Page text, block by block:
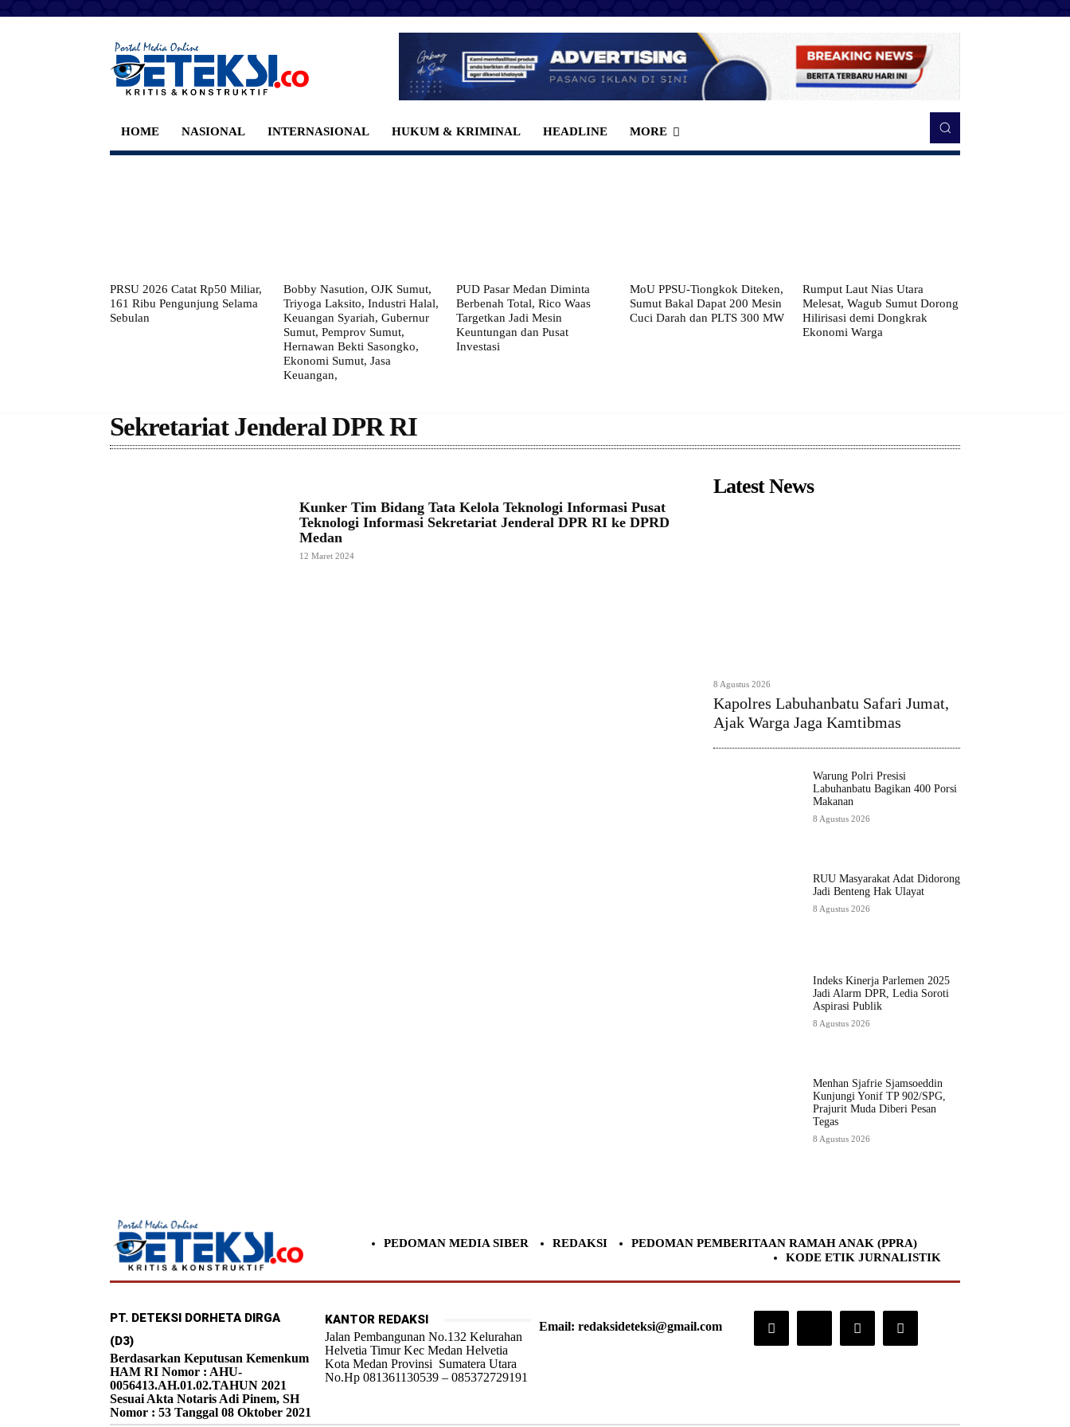
HOME NASIONAL INTERNASIONAL HUKUM & KRIMINAL HEADLINE MORE
PRSU 2026 Catat Rp50 Miliar,
161 Ribu Pengunjung Selama
Sebulan
Bobby Nasution, OJK Sumut,
Triyoga Laksito, Industri Halal,
Keuangan Syariah, Gubernur
Sumut, Pemprov Sumut,
Hernawan Bekti Sasongko,
Ekonomi Sumut, Jasa
Keuangan,
PUD Pasar Medan Diminta
Berbenah Total, Rico Waas
Targetkan Jadi Mesin
Keuntungan dan Pusat
Investasi
MoU PPSU-Tiongkok Diteken,
Sumut Bakal Dapat 200 Mesin
Cuci Darah dan PLTS 300 MW
Rumput Laut Nias Utara
Melesat, Wagub Sumut Dorong
Hilirisasi demi Dongkrak
Ekonomi Warga
Sekretariat Jenderal DPR RI
Kunker Tim Bidang Tata Kelola Teknologi Informasi Pusat
Teknologi Informasi Sekretariat Jenderal DPR RI ke DPRD
Medan
12 Maret 2024
Latest News
8 Agustus 2026
Kapolres Labuhanbatu Safari Jumat,
Ajak Warga Jaga Kamtibmas
Warung Polri Presisi
Labuhanbatu Bagikan 400 Porsi
Makanan
8 Agustus 2026
RUU Masyarakat Adat Didorong
Jadi Benteng Hak Ulayat
8 Agustus 2026
Indeks Kinerja Parlemen 2025
Jadi Alarm DPR, Ledia Soroti
Aspirasi Publik
8 Agustus 2026
Menhan Sjafrie Sjamsoeddin
Kunjungi Yonif TP 902/SPG,
Prajurit Muda Diberi Pesan
Tegas
8 Agustus 2026
PEDOMAN MEDIA SIBER REDAKSI
PEDOMAN PEMBERITAAN RAMAH ANAK (PPRA)
KODE ETIK JURNALISTIK
PT. DETEKSI DORHETA DIRGA
(D3)
Berdasarkan Keputusan Kemenkum
HAM RI Nomor : AHU-
0056413.AH.01.02.TAHUN 2021
Sesuai Akta Notaris Adi Pinem, SH
Nomor : 53 Tanggal 08 Oktober 2021
KANTOR REDAKSI
Jalan Pembangunan No.132 Kelurahan
Helvetia Timur Kec Medan Helvetia
Kota Medan Provinsi Sumatera Utara
No.Hp 081361130539 – 085372729191
Email: redaksideteksi@gmail.com